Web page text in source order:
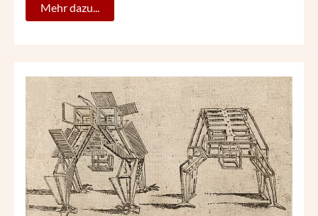
Mehr dazu...
BRACCELLIS
BIZARRE
FIGUREN